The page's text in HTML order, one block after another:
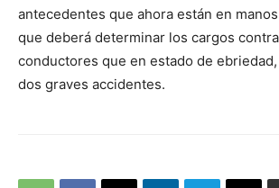
antecedentes que ahora están en
que deberá determinar los cargos
conductores que en estado de
dos graves accidentes.